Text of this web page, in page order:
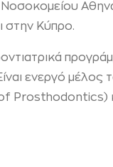
Νοσοκομείου
στην Κύπρο.
ενεργό μέλος
Prosthodontics)